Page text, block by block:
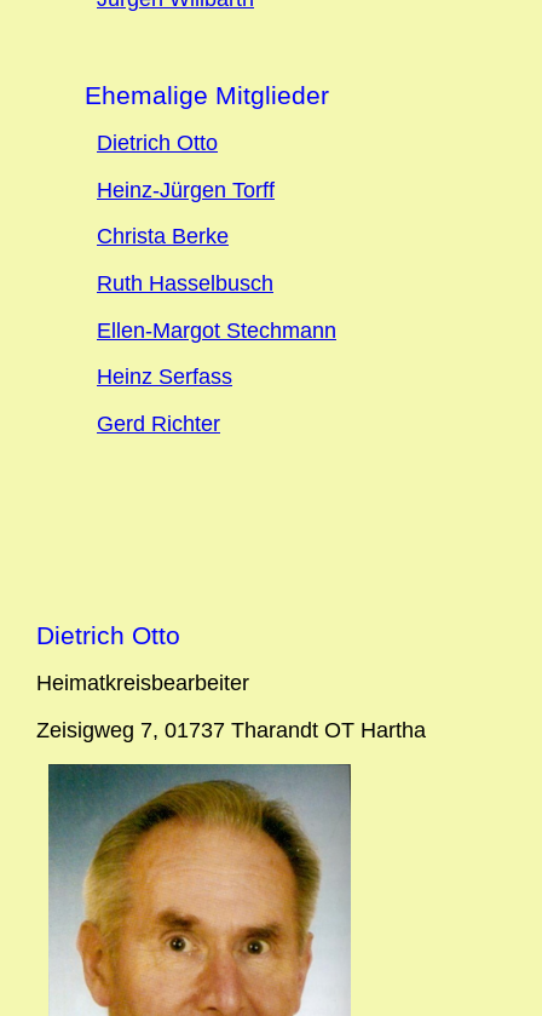
Dietrich Otto
Heimatkreisbearbeiter
Zeisigweg 7, 01737 Tharandt OT Hartha